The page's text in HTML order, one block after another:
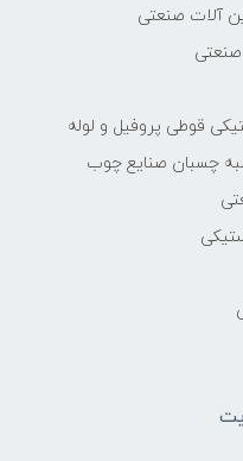
آلات صنعتی
قوطی پروفیل و لوله
چسبان صنایع چوب